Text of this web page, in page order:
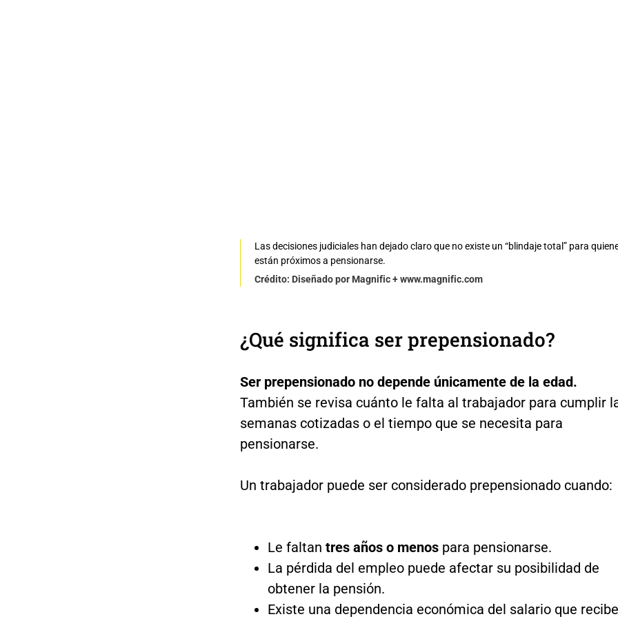
Las decisiones judiciales han dejado claro que no existe un “blindaje total” para
están próximos a pensionarse.
Crédito: Diseñado por Magnific + www.magnific.com
¿Qué significa ser prepensionado?
Ser prepensionado no depende únicamente de la edad.
También se revisa cuánto le falta al trabajador para cumplir
semanas cotizadas o el tiempo que se necesita para
pensionarse.
Un trabajador puede ser considerado prepensionado cuando:
Le faltan tres años o menospara pensionarse.
La pérdida del empleo puede afectar su posibilidad de
obtener la pensión.
Existe una dependencia económica del salario que